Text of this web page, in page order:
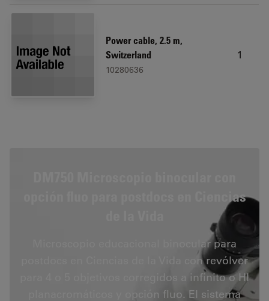
Power cable, 2.5 m,
Switzerland
10280636
1
opción fluo para postdocs en Ciencias
Microscopio educacional binocular para
postdocs en Ciencias de la Vida con revólver
para 4 o 5 objetivos corregidos a infinito o HI
planacromáticos y opción fluo. El sistema